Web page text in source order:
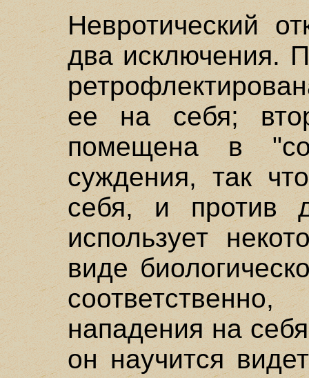
Невротический
два исключения.
ее на себя;
помещена в
суждения, так
себя, и против
использует
виде
нападения на
он научится